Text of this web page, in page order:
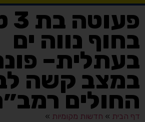
בחוף נווה ים
בעתלית–
במצב קשה
החולים
דף הבית » חדשות מקומיות »